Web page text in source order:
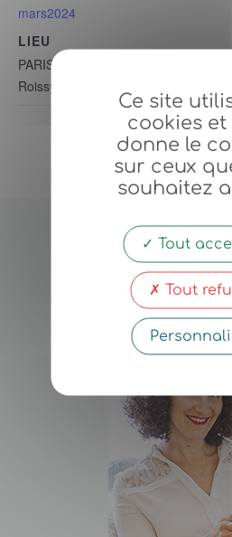
mars2024
LIEU
PARIS
Roissy en France
Séminaire Devenir Soi (Niveau
1) – 20 Janvier 2024
Nadia
Coach-
Ce site
cookies et
donne le
sur ceux
souhaitez
Tout
Tout